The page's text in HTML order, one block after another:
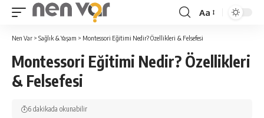
Yazı
Tipi
Boyutlandırıcı
Aa
Nen Var > Sağlık & Yaşam > Montessori Eğitimi Nedir? Özellikleri & Felsefesi
Montessori Eğitimi Nedir? Özellikleri
& Felsefesi
6 dakikada okunabilir